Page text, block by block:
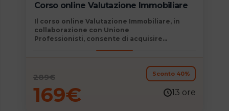
Corso online Valutazione Immobiliare
Il corso online Valutazione Immobiliare, in
collaborazione con Unione
Professionisti, consente di acquisire
consolidare e aggiornare la propria
formazione professionale
289€
169€
Sconto 40%
13 ore